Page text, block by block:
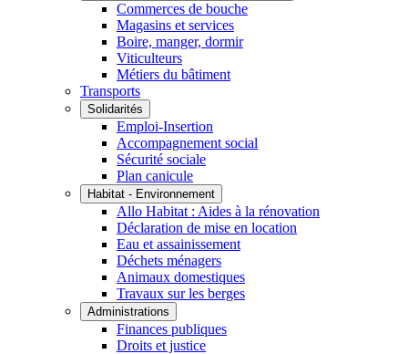
Commerces de bouche
Magasins et services
Boire, manger, dormir
Viticulteurs
Métiers du bâtiment
Transports
Solidarités
Emploi-Insertion
Accompagnement social
Sécurité sociale
Plan canicule
Habitat - Environnement
Allo Habitat : Aides à la rénovation
Déclaration de mise en location
Eau et assainissement
Déchets ménagers
Animaux domestiques
Travaux sur les berges
Administrations
Finances publiques
Droits et justice